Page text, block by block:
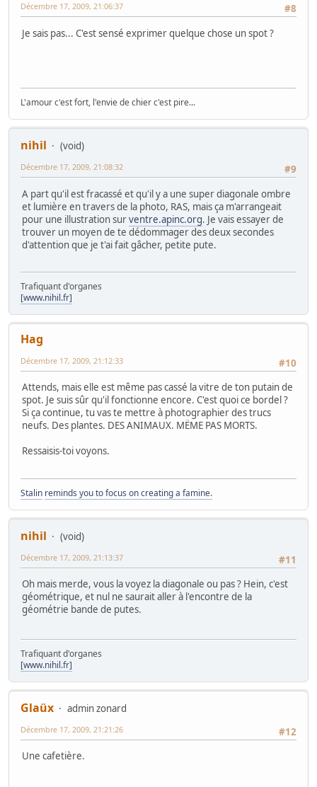
#8
Décembre 17, 2009, 21:06:37
Je sais pas... C'est sensé exprimer quelque chose un spot ?
L'amour c'est fort, l'envie de chier c'est pire...
nihil
(void)
#9
Décembre 17, 2009, 21:08:32
A part qu'il est fracassé et qu'il y a une super diagonale ombre
et lumière en travers de la photo, RAS, mais ça m'arrangeait
pour une illustration surventre.apinc.org. Je vais essayer de
trouver un moyen de te dédommager des deux secondes
d'attention que je t'ai fait gâcher, petite pute.
Trafiquant d'organes
[www.nihil.fr]
Hag
#10
Décembre 17, 2009, 21:12:33
Attends, mais elle est même pas cassé la vitre de ton putain de
spot. Je suis sûr qu'il fonctionne encore. C'est quoi ce bordel ?
Si ça continue, tu vas te mettre à photographier des trucs
neufs. Des plantes. DES ANIMAUX. MËME PAS MORTS.
Ressaisis-toi voyons.
Stalin reminds you to focus on creating a famine.
nihil
(void)
#11
Décembre 17, 2009, 21:13:37
Oh mais merde, vous la voyez la diagonale ou pas ? Hein, c'est
géométrique, et nul ne saurait aller à l'encontre de la
géométrie bande de putes.
Trafiquant d'organes
[www.nihil.fr]
Glaüx
admin zonard
#12
Décembre 17, 2009, 21:21:26
Une cafetière.